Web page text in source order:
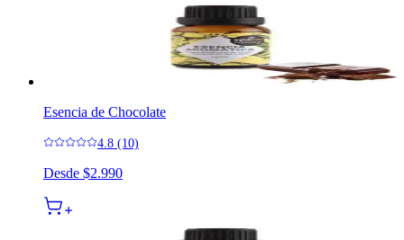
Esencia de Chocolate
4.8 (10)
Desde $2.990